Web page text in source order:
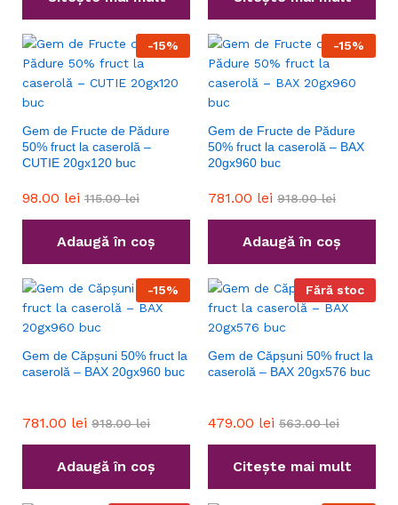
-15%
Gem de Fructe de Pădure
50% fruct la caserolă –
CUTIE 20gx120 buc
98.00 lei 115.00lei
Adaugă în coș
-15%
Gem de Fructe de Pădure
50% fruct la caserolă – BAX
20gx960 buc
781.00 lei 918.00lei
Adaugă în coș
-15%
Gem de Căpșuni 50% fruct la
caserolă – BAX 20gx960 buc
781.00 lei 918.00lei
Adaugă în coș
Fără stoc
Gem de Căpșuni 50% fruct la
caserolă – BAX 20gx576 buc
479.00 lei 563.00lei
Citește mai mult